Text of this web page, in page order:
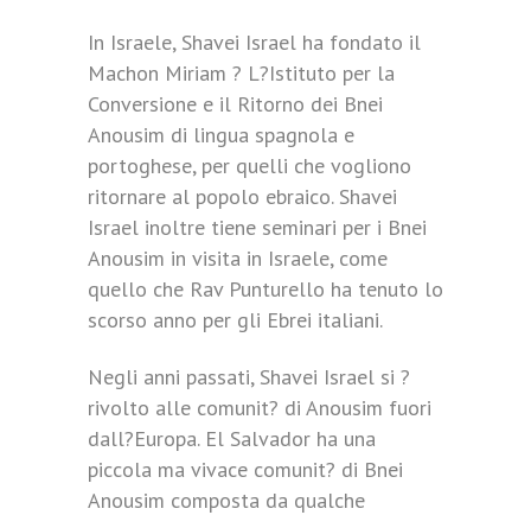
In Israele, Shavei Israel ha fondato il
Machon Miriam ? L?Istituto per la
Conversione e il Ritorno dei Bnei
Anousim di lingua spagnola e
portoghese, per quelli che vogliono
ritornare al popolo ebraico. Shavei
Israel inoltre tiene seminari per i Bnei
Anousim in visita in Israele, come
quello che Rav Punturello ha tenuto lo
scorso anno per gli Ebrei italiani.
Negli anni passati, Shavei Israel si ?
rivolto alle comunit? di Anousim fuori
dall?Europa. El Salvador ha una
piccola ma vivace comunit? di Bnei
Anousim composta da qualche